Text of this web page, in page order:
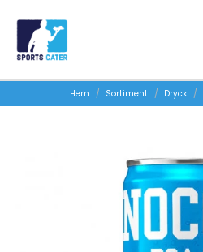
Hem Sortiment Dryck